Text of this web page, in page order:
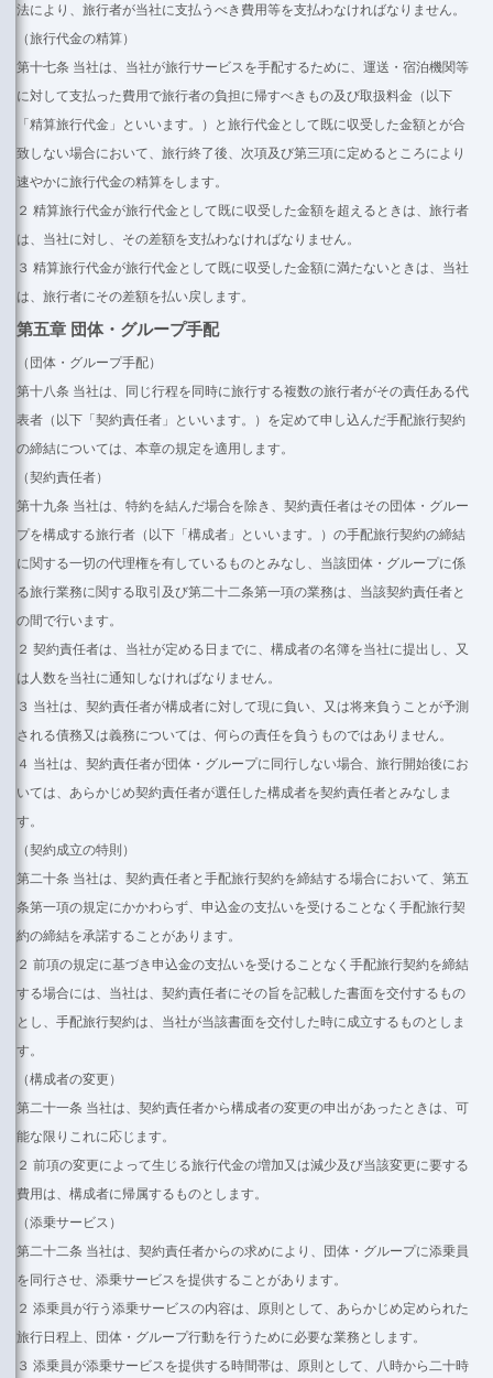
法により、旅行者が当社に支払うべき費用等を支払わなければなりません。
（旅行代金の精算）
第十七条 当社は、当社が旅行サービスを手配するために、運送・宿泊機関等
に対して支払った費用で旅行者の負担に帰すべきもの及び取扱料金（以下
「精算旅行代金」といいます。）と旅行代金として既に収受した金額とが合
致しない場合において、旅行終了後、次項及び第三項に定めるところにより
速やかに旅行代金の精算をします。
２ 精算旅行代金が旅行代金として既に収受した金額を超えるときは、旅行者
は、当社に対し、その差額を支払わなければなりません。
３ 精算旅行代金が旅行代金として既に収受した金額に満たないときは、当社
は、旅行者にその差額を払い戻します。
第五章 団体・グループ手配
（団体・グループ手配）
第十八条 当社は、同じ行程を同時に旅行する複数の旅行者がその責任ある代
表者（以下「契約責任者」といいます。）を定めて申し込んだ手配旅行契約
の締結については、本章の規定を適用します。
（契約責任者）
第十九条 当社は、特約を結んだ場合を除き、契約責任者はその団体・グルー
プを構成する旅行者（以下「構成者」といいます。）の手配旅行契約の締結
に関する一切の代理権を有しているものとみなし、当該団体・グループに係
る旅行業務に関する取引及び第二十二条第一項の業務は、当該契約責任者と
の間で行います。
２ 契約責任者は、当社が定める日までに、構成者の名簿を当社に提出し、又
は人数を当社に通知しなければなりません。
３ 当社は、契約責任者が構成者に対して現に負い、又は将来負うことが予測
される債務又は義務については、何らの責任を負うものではありません。
４ 当社は、契約責任者が団体・グループに同行しない場合、旅行開始後にお
いては、あらかじめ契約責任者が選任した構成者を契約責任者とみなしま
す。
（契約成立の特則）
第二十条 当社は、契約責任者と手配旅行契約を締結する場合において、第五
条第一項の規定にかかわらず、申込金の支払いを受けることなく手配旅行契
約の締結を承諾することがあります。
２ 前項の規定に基づき申込金の支払いを受けることなく手配旅行契約を締結
する場合には、当社は、契約責任者にその旨を記載した書面を交付するもの
とし、手配旅行契約は、当社が当該書面を交付した時に成立するものとしま
す。
（構成者の変更）
第二十一条 当社は、契約責任者から構成者の変更の申出があったときは、可
能な限りこれに応じます。
２ 前項の変更によって生じる旅行代金の増加又は減少及び当該変更に要する
費用は、構成者に帰属するものとします。
（添乗サービス）
第二十二条 当社は、契約責任者からの求めにより、団体・グループに添乗員
を同行させ、添乗サービスを提供することがあります。
２ 添乗員が行う添乗サービスの内容は、原則として、あらかじめ定められた
旅行日程上、団体・グループ行動を行うために必要な業務とします。
３ 添乗員が添乗サービスを提供する時間帯は、原則として、八時から二十時